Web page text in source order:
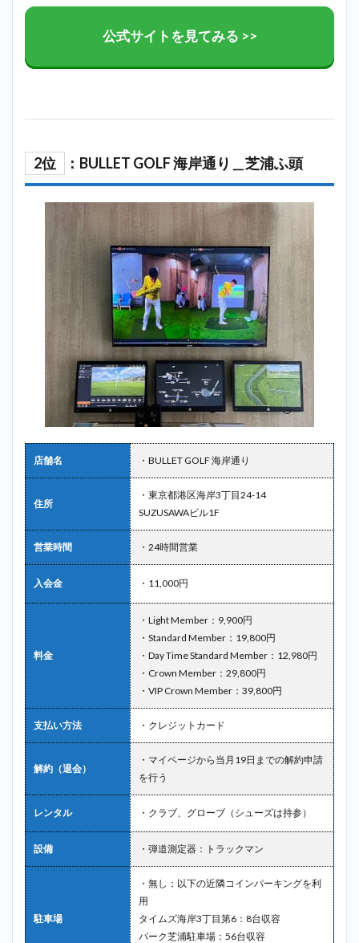
公式サイトを見てみる >>
2位 ：BULLET GOLF 海岸通り＿芝浦ふ頭
店舗名 ・BULLET GOLF 海岸通り
住所
・東京都港区海岸3丁目24-14
SUZUSAWAビル1F
営業時間 ・24時間営業
入会金 ・11,000円
料金
・Light Member：9,900円
・Standard Member：19,800円
・Day Time Standard Member：12,980円
・Crown Member：29,800円
・VIP Crown Member：39,800円
支払い方法 ・クレジットカード
解約（退会）
・マイページから当月19日までの解約申請
を行う
レンタル ・クラブ、グローブ（シューズは持参）
設備 ・弾道測定器：トラックマン
駐車場
・無し；以下の近隣コインパーキングを利
用
タイムズ海岸3丁目第6：8台収容
パーク芝浦駐車場：56台収容